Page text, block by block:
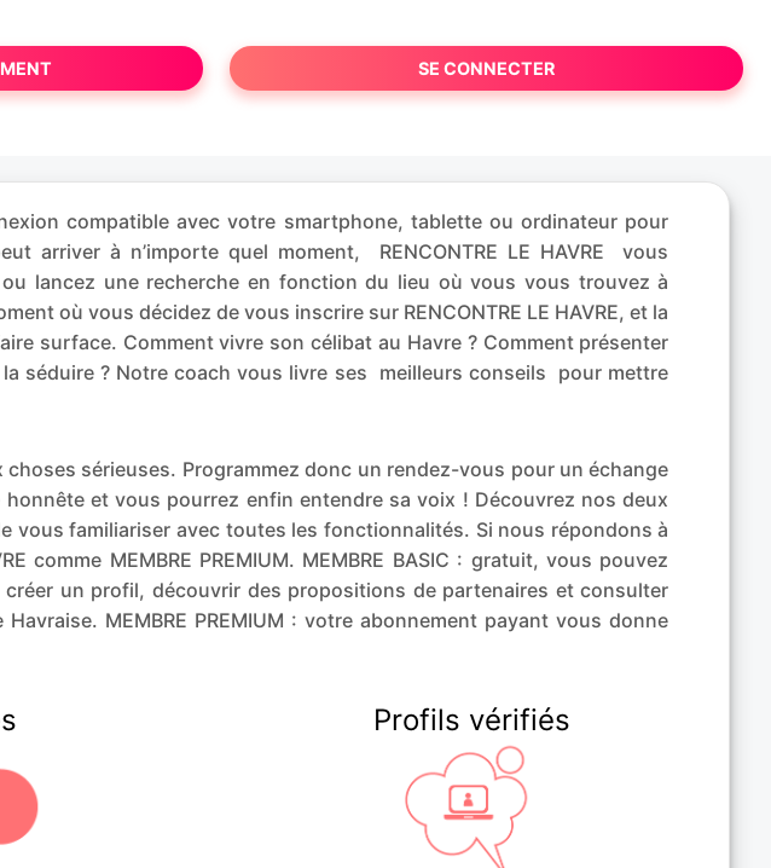
SE CONNECTER
compatible avec votre smartphone, tablette ou ordinateur pour
arriver à n’importe quel moment, RENCONTRE LE HAVRE vous
lancez une recherche en fonction du lieu où vous vous trouvez à
où vous décidez de vous inscrire sur RENCONTRE LE HAVRE, et la
surface. Comment vivre son célibat au Havre ? Comment présenter
séduire ? Notre coach vous livre ses meilleurs conseils pour mettre
sérieuses. Programmez donc un rendez-vous pour un échange
et vous pourrez enfin entendre sa voix ! Découvrez nos deux
familiariser avec toutes les fonctionnalités. Si nous répondons à
comme MEMBRE PREMIUM. MEMBRE BASIC : gratuit, vous pouvez
un profil, découvrir des propositions de partenaires et consulter
MEMBRE PREMIUM : votre abonnement payant vous donne
Profils vérifiés